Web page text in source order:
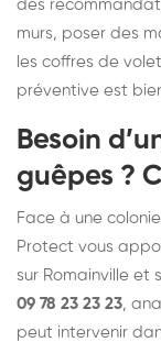
des
murs, poser des
les coffres de
préventive est
Besoin
guêpes ?
Face à une
Protect vous
sur Romainville et
09 78 23 23 23,
peut intervenir